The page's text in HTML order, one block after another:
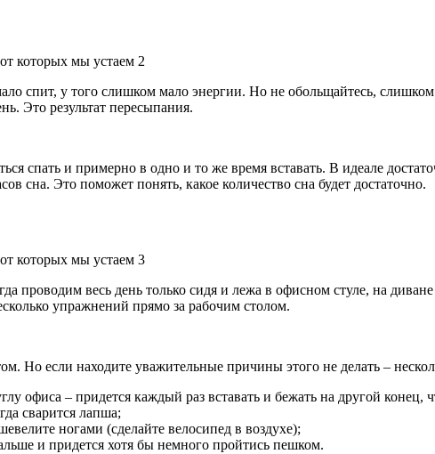
спит, у того слишком мало энергии. Но не обольщайтесь,
Это результат пересыпания.
спать и примерно в одно и то же время вставать. В идеале
сна. Это поможет понять, какое количество сна будет достаточно.
проводим весь день только сидя и лежа в офисном стуле, на
упражнений прямо за рабочим столом.
Но если находите уважительные причины этого не делать –
офиса – придется каждый раз вставать и бежать на другой конец,
сварится лапша;
ногами (сделайте велосипед в воздухе);
и придется хотя бы немного пройтись пешком.